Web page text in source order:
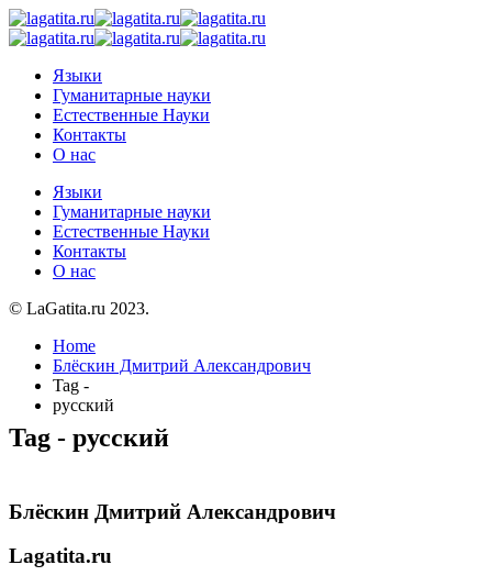
Языки
Гуманитарные науки
Естественные Науки
Контакты
О нас
Языки
Гуманитарные науки
Естественные Науки
Контакты
О нас
© LaGatita.ru 2023.
Home
Блёскин Дмитрий Александрович
Tag -
русский
Tag - русский
Блёскин Дмитрий Александрович
Lagatita.ru